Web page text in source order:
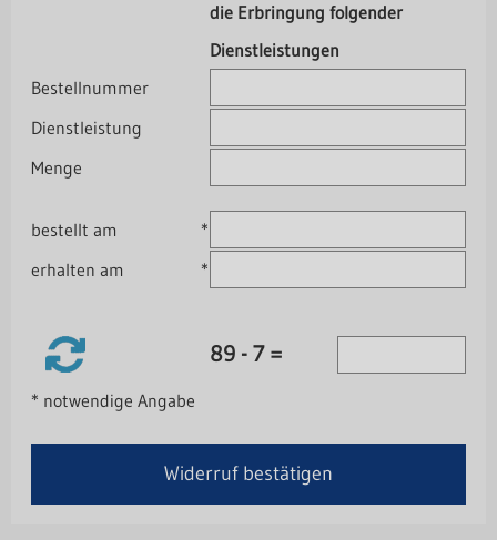
die Erbringung folgender
Dienstleistungen
Bestellnummer
Dienstleistung
Menge
bestellt am
*
erhalten am
*
89 - 7 =
* notwendige Angabe
Widerruf bestätigen